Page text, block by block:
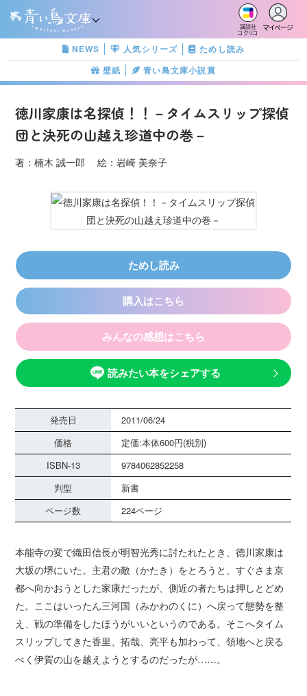
講談社
コクリコ
マイページ
NEWS 人気シリーズ
ためし読み
壁紙
青い鳥文庫小説賞
徳川家康は名探偵！！－タイムスリップ探偵
団と決死の山越え珍道中の巻－
著：楠木 誠一郎 絵：岩崎 美奈子
ためし読み
購入はこちら
みんなの感想はこちら
読みたい本をシェアする
発売日
2011/06/24
価格
定価:本体600円(税別)
ISBN-13
9784062852258
判型
新書
ページ数
224ページ
本能寺の変で織田信長が明智光秀に討たれたとき、徳川家康は
大坂の堺にいた。主君の敵（かたき）をとろうと、すぐさま京
都へ向かおうとした家康だったが、側近の者たちは押しとどめ
た。ここはいったん三河国（みかわのくに）へ戻って態勢を整
え、戦の準備をしたほうがいいというのである。そこへタイム
スリップしてきた香里、拓哉、亮平も加わって、領地へと戻る
べく伊賀の山を越えようとするのだったが……。